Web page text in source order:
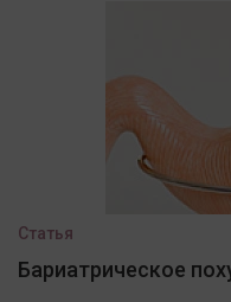
Статья
Бариатрическое